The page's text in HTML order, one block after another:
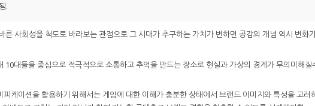
.
른 사회성을 척도로 바라보는 관점으로 그 시대가 추구하는 가치가 변하면 공감의 개념 역시 변화
10대들을 중심으로 적극적으로 소통하고 추억을 만드는 장소로 현실과 가상의 경계가 무의미해질
피케이션을 활용하기 위해서는 게임에 대한 이해가 충분한 상태에서 브랜드 이미지와 특성을 고려